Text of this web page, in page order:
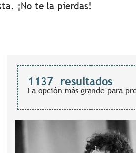
¡No te la pierdas!
1137 resultados
La opción más grande para